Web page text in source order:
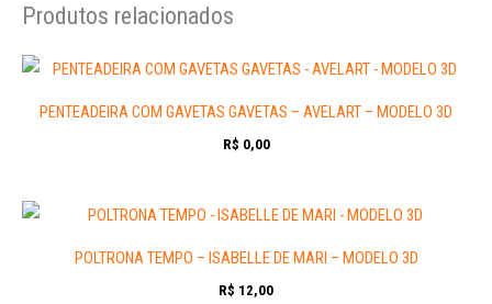
Produtos relacionados
PENTEADEIRA COM GAVETAS GAVETAS – AVELART – MODELO 3D
R$ 0,00
POLTRONA TEMPO – ISABELLE DE MARI – MODELO 3D
R$ 12,00